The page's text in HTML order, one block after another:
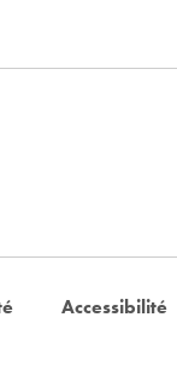
Accessibilité